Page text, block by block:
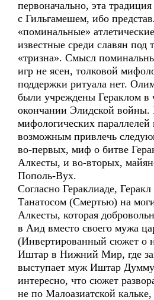
первоначально, эта
с Гильгамешем, ибо
«поминальные»
известные среди славян под
«тризна». Смысл
игр не ясен, толковой
поддержки ритуала нет.
были учреждены Гераклом в
окончании Элидской войны.
мифологических параллелей
возможным привлечь
во-первых, миф о битве
Алкесты, и во-вторых,
Пополь-Вух.
Согласно Гераклиаде, Геракл
Танатосом (Смертью) на
Алкесты, которая
в Аид вместо своего мужа
(Инвертированный сюжет о
Иштар в Нижний Мир, где
выступает муж Иштар
интересно, что сюжет
не по Малоазиатской